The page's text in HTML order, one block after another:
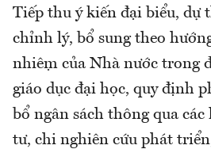
Tiếp thu ý kiến đại biểu, dự
chỉnh lý, bổ sung theo
nhiệm của Nhà nước trong
giáo dục đại học, quy định
bổ ngân sách thông qua
tư, chi nghiên cứu phát